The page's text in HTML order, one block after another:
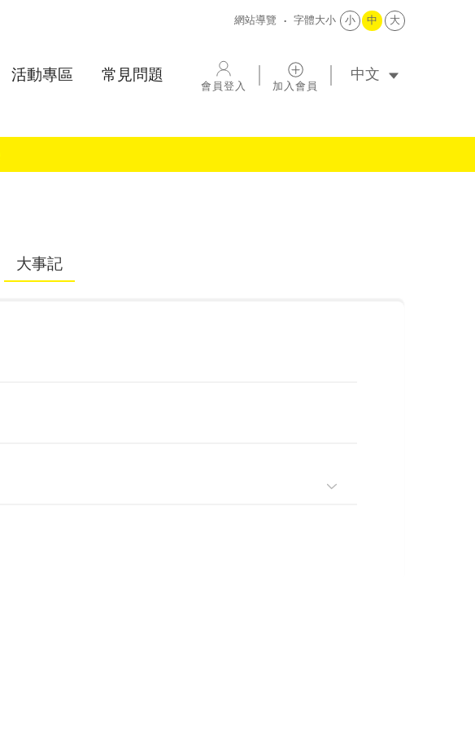
網站導覽 字體大小 小 中 大
活動專區 常見問題 會員登入 加入會員
大事記